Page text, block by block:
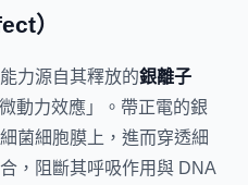
）
力源自其釋放的銀離子
動力效應」。帶正電的銀
菌細胞膜上，進而穿透細
，阻斷其呼吸作用與 DNA